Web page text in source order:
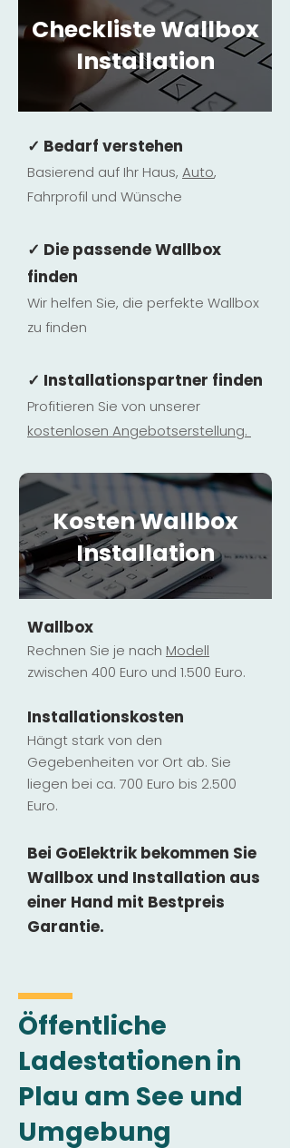
Checkliste Wallbox
Installation
✓ Bedarf verstehen
Basierend auf Ihr Haus, Auto,
Fahrprofil und Wünsche
✓ Die passende Wallbox
finden
Wir helfen Sie, die perfekte Wallbox
zu finden
✓ Installationspartner finden
Profitieren Sie von unserer
kostenlosen Angebotserstellung.
Kosten Wallbox
Installation
Wallbox
Rechnen Sie je nach Modell
zwischen 400 Euro und 1.500 Euro.
Installationskosten
Hängt stark von den
Gegebenheiten vor Ort ab. Sie
liegen bei ca. 700 Euro bis 2.500
Euro.
Bei GoElektrik bekommen Sie
Wallbox und Installation aus
einer Hand mit Bestpreis
Garantie.
Öffentliche
Ladestationen in
Plau am See und
Umgebung